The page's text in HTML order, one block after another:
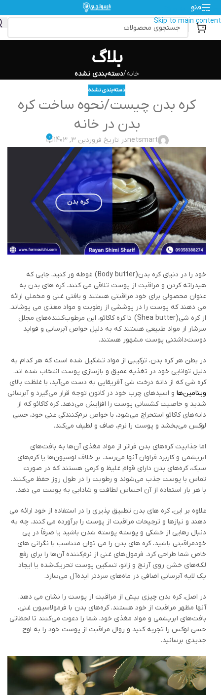
Skip to navigation
Skip to main content
منو
بلاگ
خانه/دسته‌بندی نشده
دسته‌بندی نشده
کره بدن چیست/نحوه ساخت کره
بدن در خانه
netsmartدر تاریخ فروردین 3, 1403 0
خود را در دنیای کره بدن(Body butter) غوطه ور کنید، جایی که
هیدراته کردن و مراقبت از پوست تلاقی می کنند. کره های بدن به
عنوان محصولی برای خود مراقبتی هستند و بافتی غنی و مخملی ارائه
می دهند که پوست را در پوششی از رطوبت و مواد مغذی می پوشاند.
از کره شی(Shea butter) تا کره کاکائو، این مرطوب‌کننده‌های مجلل
سرشار از مواد طبیعی هستند که به دلیل خواص آبرسانی و فواید
دوست‌داشتنی پوست مشهور هستند.
در بطن هر کره بدن، ترکیبی از مواد تشکیل شده است که هر کدام به
دلیل توانایی خود در تغذیه عمیق و بازسازی پوست انتخاب شده اند.
کره شی که از دانه درخت شی آفریقایی به دست می‌آید، با غلظت بالای
ویتامین‌ها و اسیدهای چرب خود در کانون توجه قرار می‌گیرد و آبرسانی
شدید و خاصیت کشسانی پوست را افزایش می‌دهد. کره کاکائو که از
دانه‌های کاکائو استخراج می‌شود، با خواص نرم‌کنندگی غنی خود، حسی
لوکس می‌بخشد و پوست را نرم، صاف و لطیف می‌کند.
اما جذابیت کره‌های بدن فراتر از مواد مغذی آن‌ها به بافت‌های
ابریشمی و کاربرد فراوان آنها می‌رسد. بر خلاف لوسیون‌ها یا کرم‌های
سبک، کره‌های بدن دارای قوام غلیظ و کرمی هستند که در صورت
تماس با پوست جذب می‌شوند و رطوبت را در طول روز حفظ می‌کنند.
با هر بار استفاده از آن احساس لطافت و شادابی به پوست می دهد.
علاوه بر این، کره های بدن تطبیق پذیری را در استفاده از خود ارائه می
دهند و نیازها و ترجیحات مراقبت از پوست را برآورده می کنند. چه به
دنبال رهایی از خشکی و پوسته پوسته شدن باشید یا صرفاً در پی
خودمراقبتی باشید، کره های بدن را می توان متناسب با نگرانی های
خاص شما طراحی کرد. فرمول‌های غنی از نرم‌کننده آن‌ها را برای رفع
لکه‌های خشن روی آرنج و زانو، تسکین پوست تحریک‌شده یا ایجاد
یک لایه آبرسانی اضافی در ماه‌های سردتر ایده‌آل می‌سازد.
در اصل، کره بدن چیزی بیش از مراقبت از پوست را نشان می دهد.
آنها مظهر مراقبت از خود هستند. کره‌های بدن با فرمولاسیون غنی،
بافت‌های ابریشمی و مواد مغذی خود، شما را دعوت می‌کنند تا لحظاتی
حسی لوکس را تجربه کنید و روال مراقبت از پوست خود را به اوج
جدیدی برسانید.